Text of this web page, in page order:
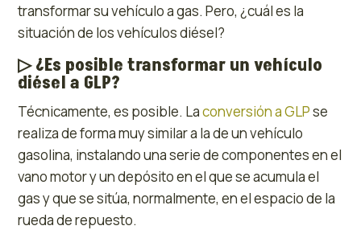
transformar su vehículo a gas. Pero, ¿cuál es la
situación de los vehículos diésel?
▷¿Es posible transformar un vehículo
diésel a GLP?
Técnicamente, es posible. Laconversión a GLPse
realiza de forma muy similar a la de un vehículo
gasolina, instalando una serie de componentes en el
vano motor y un depósito en el que se acumula el
gas y que se sitúa, normalmente, en el espacio de la
rueda de repuesto.